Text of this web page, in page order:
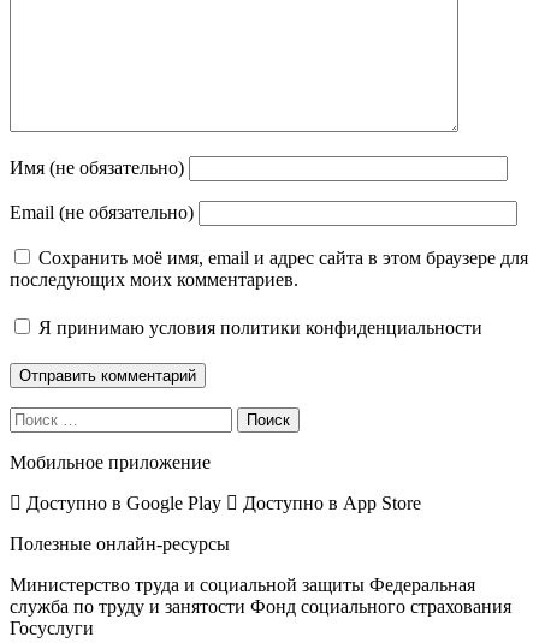
Имя (не обязательно)
Email (не обязательно)
Сохранить моё имя, email и адрес сайта в этом браузере для
последующих моих комментариев.
Я принимаю условия политики конфиденциальности
Поиск
Мобильное приложение
Доступно в Google Play Доступно в App Store
Полезные онлайн-ресурсы
Министерство труда и социальной защиты Федеральная
служба по труду и занятости Фонд социального страхования
Госуслуги